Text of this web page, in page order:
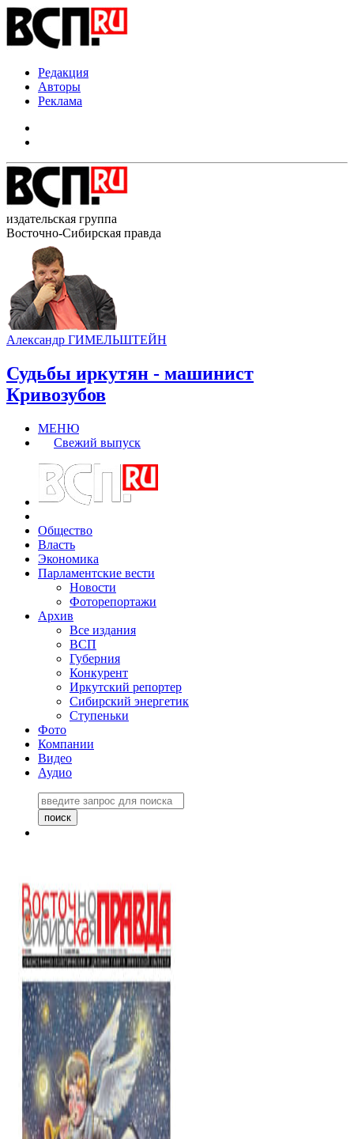
Редакция
Авторы
Реклама
издательская группа
Восточно-Сибирская правда
Александр ГИМЕЛЬШТЕЙН
Судьбы иркутян - машинист
Кривозубов
МЕНЮ
Свежий выпуск
Общество
Власть
Экономика
Парламентские вести
Новости
Фоторепортажи
Архив
Все издания
ВСП
Губерния
Конкурент
Иркутский репортер
Сибирский энергетик
Ступеньки
Фото
Компании
Видео
Аудио